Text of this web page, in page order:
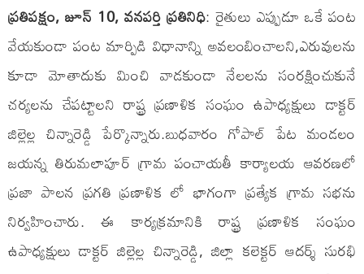
ప్రతిపక్షం, జూన్ 10, వనపర్తి ప్రతినిధి: రైతులు ఎప్పుడూ ఒకే పంట
వేయకుండా పంట మార్పిడి విధానాన్ని అవలంబించాలని,ఎరువులను
కూడా మోతాదుకు మించి వాడకుండా నేలలను సంరక్షించుకునే
చర్యలను చేపట్టాలని రాష్ట్ర ప్రణాళిక సంఘం ఉపాధ్యక్షులు డాక్టర్
జిల్లెల్ల చిన్నారెడ్డి పేర్కొన్నారు.బుధవారం గోపాల్ పేట మండలం
జయన్న తిరుమలాపూర్ గ్రామ పంచాయతీ కార్యాలయ ఆవరణలో
ప్రజా పాలన ప్రగతి ప్రణాళిక లో భాగంగా ప్రత్యేక గ్రామ సభను
నిర్వహించారు. ఈ కార్యక్రమానికి రాష్ట్ర ప్రణాళిక సంఘం
ఉపాధ్యక్షులు డాక్టర్ జిల్లెల్ల చిన్నారెడ్డి, జిల్లా కలెక్టర్ ఆదర్శ్ సురభి